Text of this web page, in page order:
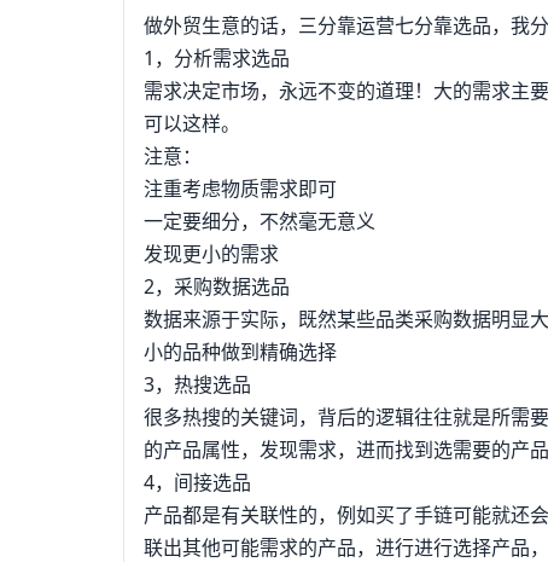
就需要联络供应商了。既然是要做出口，那需
良莠不齐，擦亮眼睛，谨慎选择为上。避免出
长造成产品库存空缺而产生损失。供货商也不
时供货。跨境电商选前山品的核心要求：品质
蔽，
做外贸生意的话，三分靠运营七分靠选品，我
1，分析需求选品
需求决定市场，永远不变的道理！大的需求主
可以这样。
注意：
注重考虑物质需求即可
一定要细分，不然毫无意义
发现更小的需求
2，采购数据选品
数据来源于实际，既然某些品类采购数据明显
小的品种做到精确选择
3，热搜选品
很多热搜的关键词，背后的逻辑往往就是所需
的产品属性，发现需求，进而找到选需要的产品
4，间接选品
产品都是有关联性的，例如买了手链可能就还
联出其他可能需求的产品，进行进行选择产品